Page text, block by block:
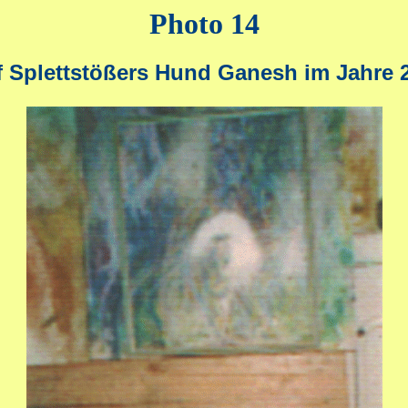
Photo 14
Splettstößers Hund Ganesh im Jahre